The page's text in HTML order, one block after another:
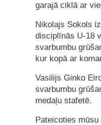
garajā ciklā ar
Nikolajs Sokols
disciplīnās U-18
svarbumbu
kur kopā ar
Vasilijs Ginko
svarbumbu
medaļu stafetē.
Pateicoties